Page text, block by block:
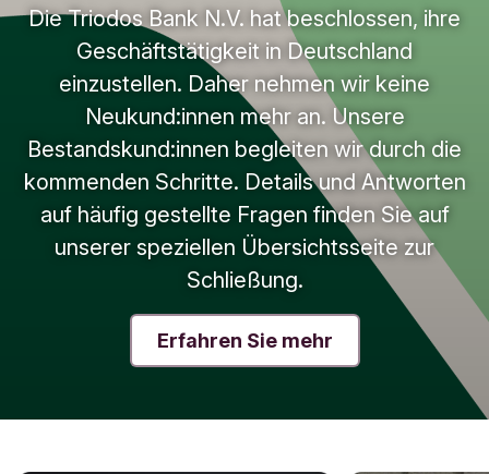
Die Triodos Bank N.V. hat beschlossen, ihre
Geschäftstätigkeit in Deutschland
einzustellen. Daher nehmen wir keine
Neukund:innen mehr an. Unsere
Bestandskund:innen begleiten wir durch die
kommenden Schritte. Details und Antworten
auf häufig gestellte Fragen finden Sie auf
unserer speziellen Übersichtsseite zur
Schließung.
Erfahren Sie mehr